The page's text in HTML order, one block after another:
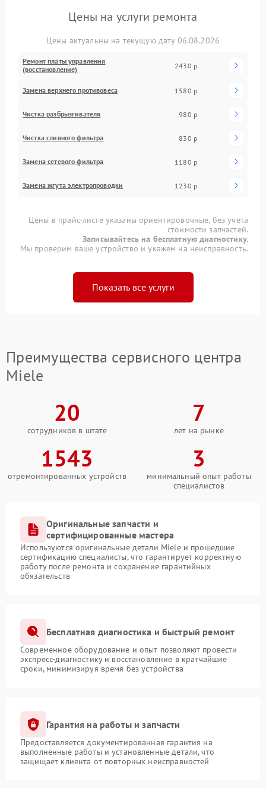
Цены на услуги ремонта
Цены актуальны на текущую дату 06.08.2026
Ремонт платы управления
(восстановление)
2430 р
Замена верхнего противовеса 1580 р
Чистка разбрызгивателя 980 р
Чистка сливного фильтра 830 р
Замена сетевого фильтра 1180 р
Замена жгута электропроводки 1230 р
Цены в прайс-листе указаны ориентировочные, без учета
стоимости запчастей.
Записывайтесь на бесплатную диагностику.
Мы проверим ваше устройство и укажем на неисправность.
Показать все услуги
Преимущества сервисного центра
Miele
20
сотрудников в штате
7
лет на рынке
1543
отремонтированных устройств
3
минимальный опыт работы
специалистов
Оригинальные запчасти и
сертифицированные мастера
Используются оригинальные детали Miele и прошедшие
сертификацию специалисты, что гарантирует корректную
работу после ремонта и сохранение гарантийных
обязательств
Бесплатная диагностика и быстрый ремонт
Современное оборудование и опыт позволяют провести
экспресс-диагностику и восстановление в кратчайшие
сроки, минимизируя время без устройства
Гарантия на работы и запчасти
Предоставляется документированная гарантия на
выполненные работы и установленные детали, что
защищает клиента от повторных неисправностей